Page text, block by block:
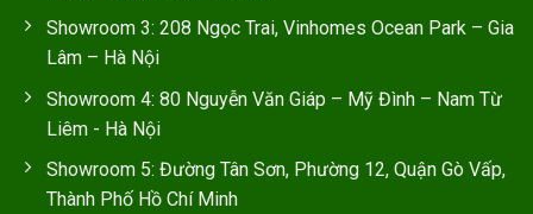
Showroom 3: 208 Ngọc Trai, Vinhomes Ocean Park – Gia
Lâm – Hà Nội
Showroom 4: 80 Nguyễn Văn Giáp – Mỹ Đình – Nam Từ
Liêm - Hà Nội
Showroom 5: Đường Tân Sơn, Phường 12, Quận Gò Vấp,
Thành Phố Hồ Chí Minh